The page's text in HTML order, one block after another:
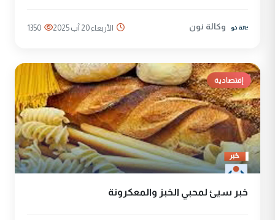
وكالة نون الأربعاء 20 آب 2025 1350
إقتصادية
خبر سيئ لمحبي الخبز والمعكرونة